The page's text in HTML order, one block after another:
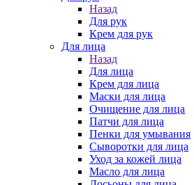
Назад
Для рук
Крем для рук
Для лица
Назад
Для лица
Крем для лица
Маски для лица
Очищение для лица
Патчи для лица
Пенки для умывания
Сыворотки для лица
Уход за кожей лица
Масло для лица